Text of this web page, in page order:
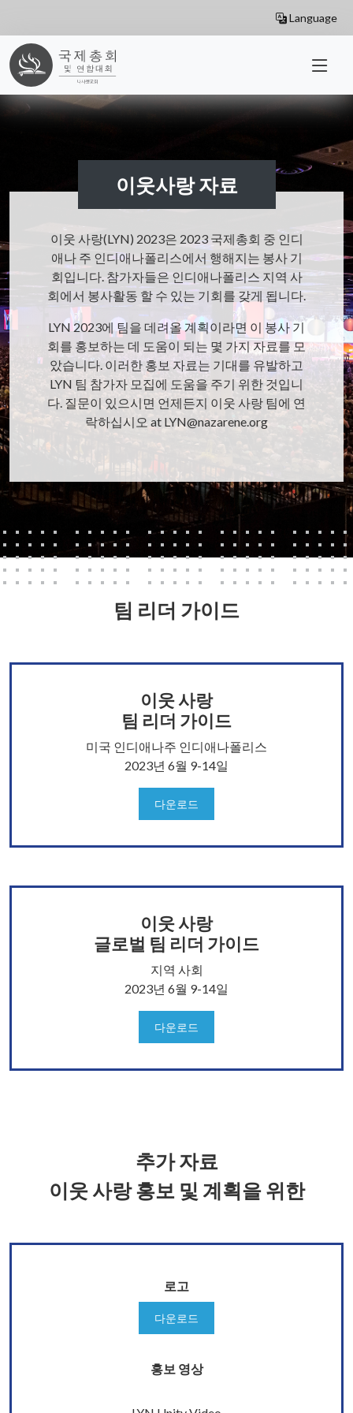
Language
이웃사랑 자료
이웃 사랑(LYN) 2023은 2023 국제총회 중 인디
애나 주 인디애나폴리스에서 행해지는 봉사 기
회입니다. 참가자들은 인디애나폴리스 지역 사
회에서 봉사활동 할 수 있는 기회를 갖게 됩니다.
LYN 2023에 팀을 데려올 계획이라면 이 봉사 기
회를 홍보하는 데 도움이 되는 몇 가지 자료를 모
았습니다. 이러한 홍보 자료는 기대를 유발하고
LYN 팀 참가자 모집에 도움을 주기 위한 것입니
다. 질문이 있으시면 언제든지 이웃 사랑 팀에 연
락하십시오 at LYN@nazarene.org
팀 리더 가이드
이웃 사랑
팀 리더 가이드
미국 인디애나주 인디애나폴리스
2023년 6월 9-14일
다운로드
이웃 사랑
글로벌 팀 리더 가이드
지역 사회
2023년 6월 9-14일
다운로드
추가 자료
이웃 사랑 홍보 및 계획을 위한
로고
다운로드
홍보 영상